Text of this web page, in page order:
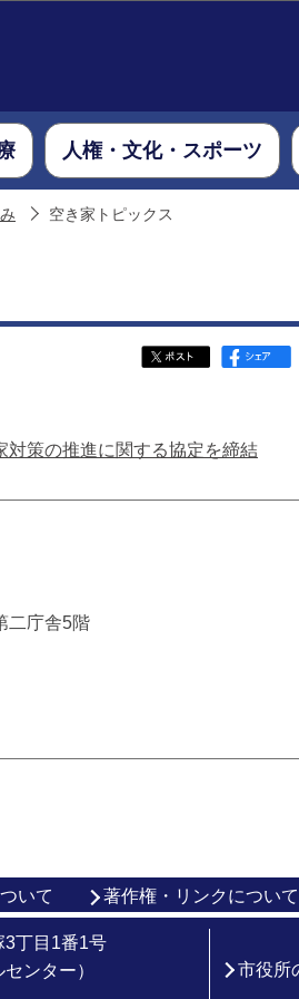
人権・文化・スポーツ
空き家トピックス
対策の推進に関する協定を締結
二庁舎5階
いて 著作権・リンクについて
丁目1番1号
ンター）
市役所